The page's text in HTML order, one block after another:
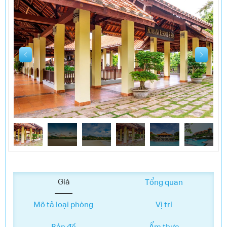
LIÊN HỆ
ĐIỀU KHOẢN VÀ CHÍNH SÁCH
Giá Tổng quan
Mô tả loại phòng Vị trí